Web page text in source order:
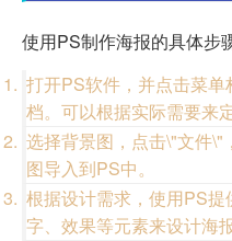
使用PS制作海报的具体步
打开PS软件，并点击菜
档。可以根据实际需要来
选择背景图，点击\"文件
图导入到PS中。
根据设计需求，使用PS
字、效果等元素来设计海报